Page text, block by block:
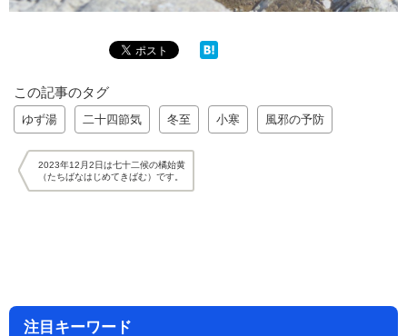
この記事のタグ
ゆず湯 二十四節気 冬至 小寒 風邪の予防
2023年12月2日は七十二候の橘始黄
（たちばなはじめてきばむ）です。
注目キーワード